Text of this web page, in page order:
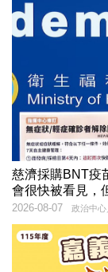
慈濟採購BNT疫
會很快被看見，
政治中
2026-08-07